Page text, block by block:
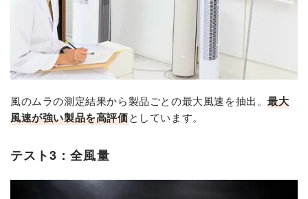
風のムラの測定結果から製品ごとの最大風速を抽出。最大
風速が強い製品を高評価としています。
テスト3：全風量